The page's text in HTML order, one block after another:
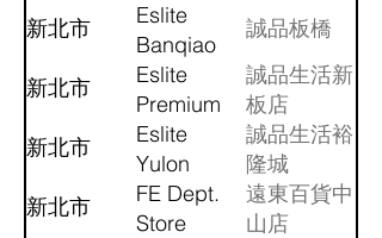
新北市
Eslite
Banqiao
誠品板橋
新北市
Eslite
Premium
誠品生活新
板店
新北市
Eslite
Yulon
誠品生活裕
隆城
新北市
FE Dept.
Store
遠東百貨中
山店